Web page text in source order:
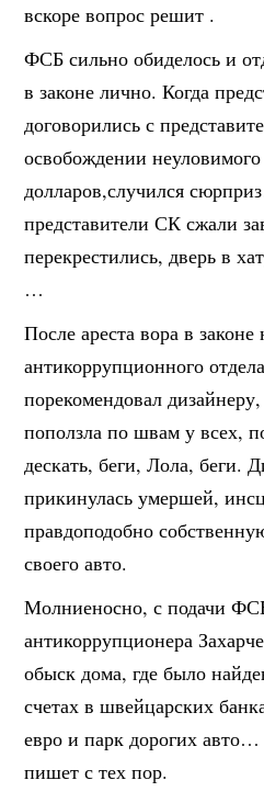
вскоре вопрос решит .
ФСБ сильно обиделось и
в законе лично. Когда
договорились с
освобождении
долларов,случился
представители СК сжали
перекрестились, дверь в
…
После ареста вора в законе
антикоррупционного
порекомендовал
поползла по швам у всех,
дескать, беги, Лола, беги.
прикинулась умершей,
правдоподобно
своего авто.
Молниеносно, с подачи
антикоррупционера
обыск дома, где было
счетах в швейцарских
евро и парк дорогих
пишет с тех пор.